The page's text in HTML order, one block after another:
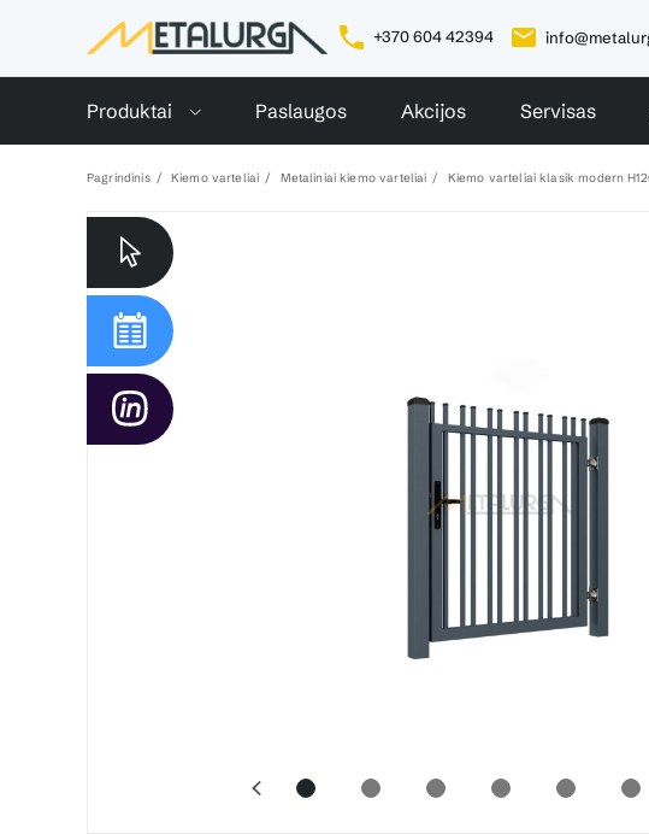
+370 604 42394
Produktai Paslaugos Akcijos Servisas
Pagrindinis Kiemo varteliai Metaliniai kiemo varteliai Kiemo varteliai klasik modern